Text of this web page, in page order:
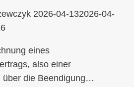
2026-04-132026-04-
eines
also einer
über die Beendigung…